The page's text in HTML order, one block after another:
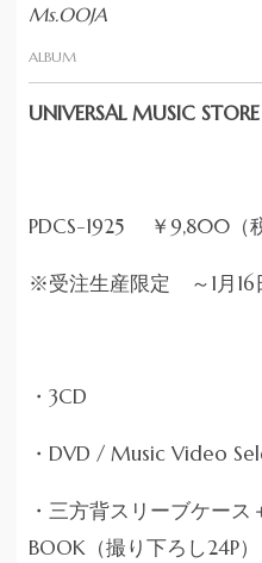
Ms.OOJA
ALBUM
UNIVERSAL MUSIC
PDCS-1925 ￥9,800（
※受注生産限定 ～1月16
・3CD
・DVD / Music Video
・三方背スリーブケー
BOOK（撮り下ろし24P）